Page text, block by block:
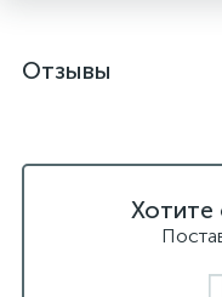
Отзывы
Хотите